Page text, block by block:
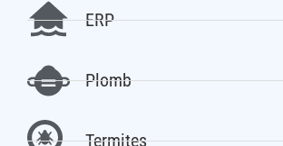
ERP
Plomb
Termites